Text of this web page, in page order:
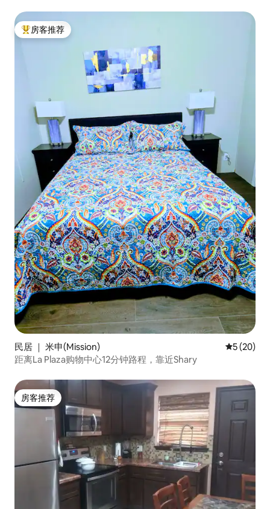
热门「房客推荐」
房客推荐
民居 ｜ 米申(Mission) 平均评分
5 (20)
距离La Plaza购物中心12分钟路程，靠近Shary
房客推荐
房客推荐